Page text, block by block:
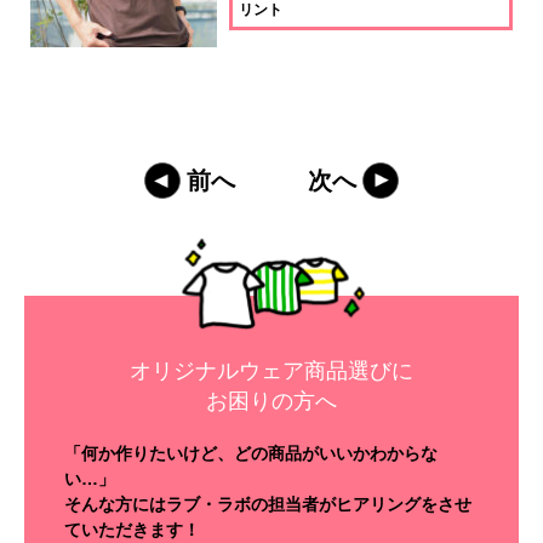
リント
前へ 次へ
オリジナルウェア商品選びに
お困りの方へ
「何か作りたいけど、どの商品がいいかわからな
い…」
そんな方にはラブ・ラボの担当者がヒアリングをさせ
ていただきます！